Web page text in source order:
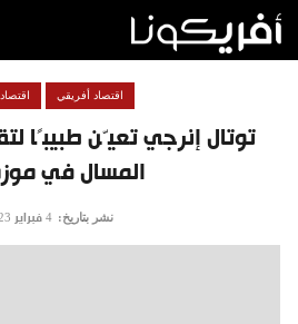
توتال إنرجي تعيّن طبيبًا
المسال في
اقتصاد أفريقي
نشر بتاريخ: 4 فبراير 2023